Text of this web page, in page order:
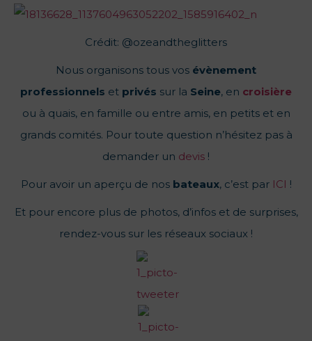
Crédit: @ozeandtheglitters
Nous organisons tous vos évènement
professionnels et privés sur la Seine, en croisière
ou à quais, en famille ou entre amis, en petits et en
grands comités. Pour toute question n’hésitez pas à
demander un devis !
Pour avoir un aperçu de nos bateaux, c’est parICI !
Et pour encore plus de photos, d’infos et de surprises,
rendez-vous sur les réseaux sociaux !